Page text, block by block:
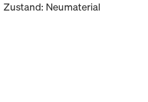
Zustand: Neumaterial